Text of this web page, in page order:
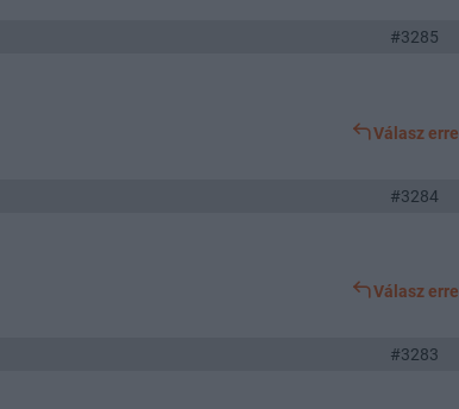
#3285
Válasz erre
#3284
Válasz erre
#3283